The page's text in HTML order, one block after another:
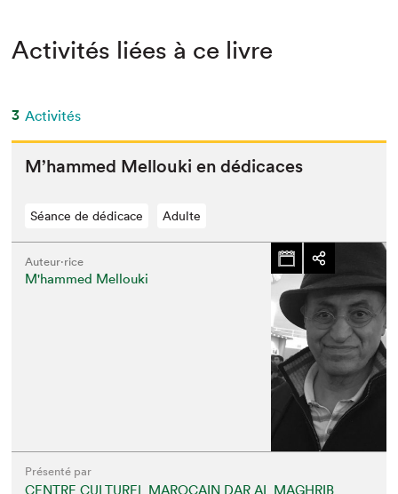
Activités liées à ce livre
3 Activités
M’hammed Mel­lou­ki en dédicaces
Séance de dédicace Adulte
Auteur·rice
M'hammed Mellouki
Présenté par
CENTRE CULTUREL MAROCAIN DAR AL MAGHRIB